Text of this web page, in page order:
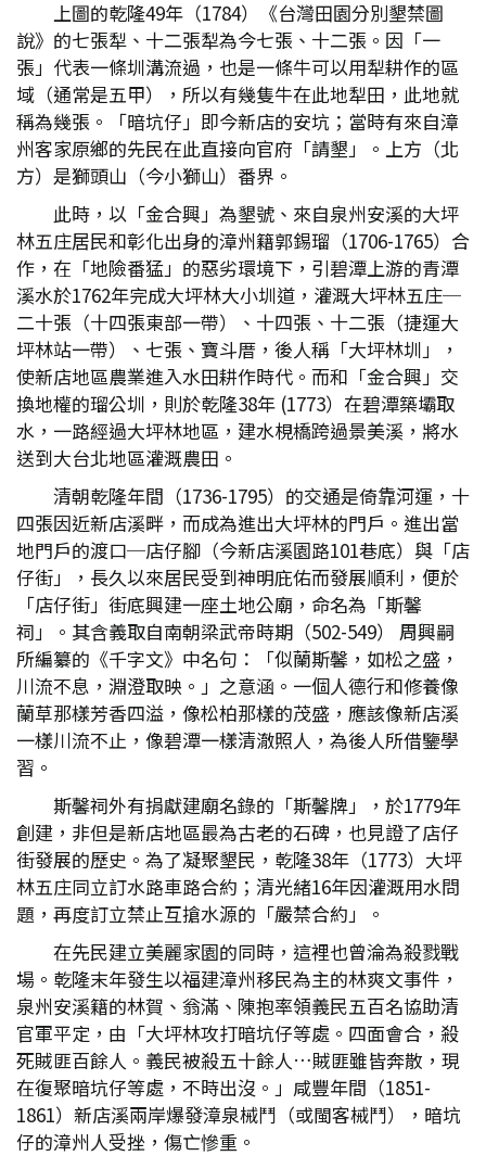
上圖的乾隆49年（1784）《台灣田園分別墾禁圖
說》的七張犁、十二張犁為今七張、十二張。因「一
張」代表一條圳溝流過，也是一條牛可以用犁耕作的區
域（通常是五甲），所以有幾隻牛在此地犁田，此地就
稱為幾張。「暗坑仔」即今新店的安坑；當時有來自漳
州客家原鄉的先民在此直接向官府「請墾」。上方（北
方）是獅頭山（今小獅山）番界。
此時，以「金合興」為墾號、來自泉州安溪的大坪
林五庄居民和彰化出身的漳州籍郭錫瑠（1706-1765）合
作，在「地險番猛」的惡劣環境下，引碧潭上游的青潭
溪水於1762年完成大坪林大小圳道，灌溉大坪林五庄─
二十張（十四張東部一帶）、十四張、十二張（捷運大
坪林站一帶）、七張、寶斗厝，後人稱「大坪林圳」，
使新店地區農業進入水田耕作時代。而和「金合興」交
換地權的瑠公圳，則於乾隆38年 (1773）在碧潭築壩取
水，一路經過大坪林地區，建水梘橋跨過景美溪，將水
送到大台北地區灌溉農田。
清朝乾隆年間（1736-1795）的交通是倚靠河運，十
四張因近新店溪畔，而成為進出大坪林的門戶。進出當
地門戶的渡口─店仔腳（今新店溪園路101巷底）與「店
仔街」，長久以來居民受到神明庇佑而發展順利，便於
「店仔街」街底興建一座土地公廟，命名為「斯馨
祠」。其含義取自南朝梁武帝時期（502-549） 周興嗣
所編纂的《千字文》中名句：「似蘭斯馨，如松之盛，
川流不息，淵澄取映。」之意涵。一個人德行和修養像
蘭草那樣芳香四溢，像松柏那樣的茂盛，應該像新店溪
一樣川流不止，像碧潭一樣清澈照人，為後人所借鑒學
習。
斯馨祠外有捐獻建廟名錄的「斯馨牌」，於1779年
創建，非但是新店地區最為古老的石碑，也見證了店仔
街發展的歷史。為了凝聚墾民，乾隆38年（1773）大坪
林五庄同立訂水路車路合約；清光緒16年因灌溉用水問
題，再度訂立禁止互搶水源的「嚴禁合約」。
在先民建立美麗家園的同時，這裡也曾淪為殺戮戰
場。乾隆末年發生以福建漳州移民為主的林爽文事件，
泉州安溪籍的林賀、翁滿、陳抱率領義民五百名協助清
官軍平定，由「大坪林攻打暗坑仔等處。四面會合，殺
死賊匪百餘人。義民被殺五十餘人…賊匪雖皆奔散，現
在復聚暗坑仔等處，不時出沒。」咸豐年間（1851-
1861）新店溪兩岸爆發漳泉械鬥（或閩客械鬥），暗坑
仔的漳州人受挫，傷亡慘重。